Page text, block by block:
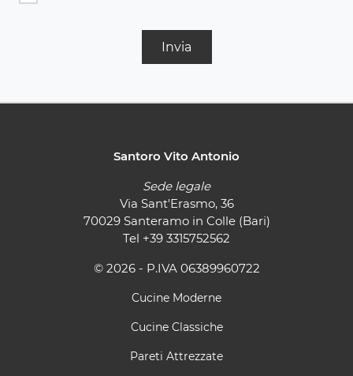
Invia
Santoro Vito Antonio
Sede legale
Via Sant'Erasmo, 36
70029 Santeramo in Colle (Bari)
Tel +39 3315752562
© 2026 - P.IVA 06389960722
Cucine Moderne
Cucine Classiche
Pareti Attrezzate